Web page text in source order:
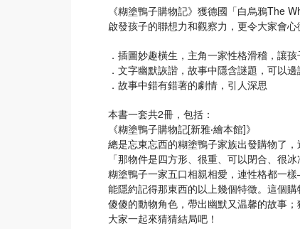
《糊塗鴨子購物記》獲德國「白烏鴉The
啟發孩子的聯想力和觀察力，更令大家會心
．插圖妙趣橫生，主角一家性格滑稽，讓
．文字幽默詼諧，故事中隱含謎題，可以邊
．故事中錯有錯著的劇情，引人深思
本書一套共2冊，包括：
《糊塗鴨子購物記[新雅‧繪本館]》
總是忘東忘西的糊塗鴨子家族出發購物了
「那物件是四方形、很重、可以閉合、很
糊塗鴨子一家五口相親相愛，連性格都一
能隱約記得那東西的以上幾個特徵。這個
傻傻的動物角色，帶出幽默又温馨的故事
大家一起來猜猜結局吧！